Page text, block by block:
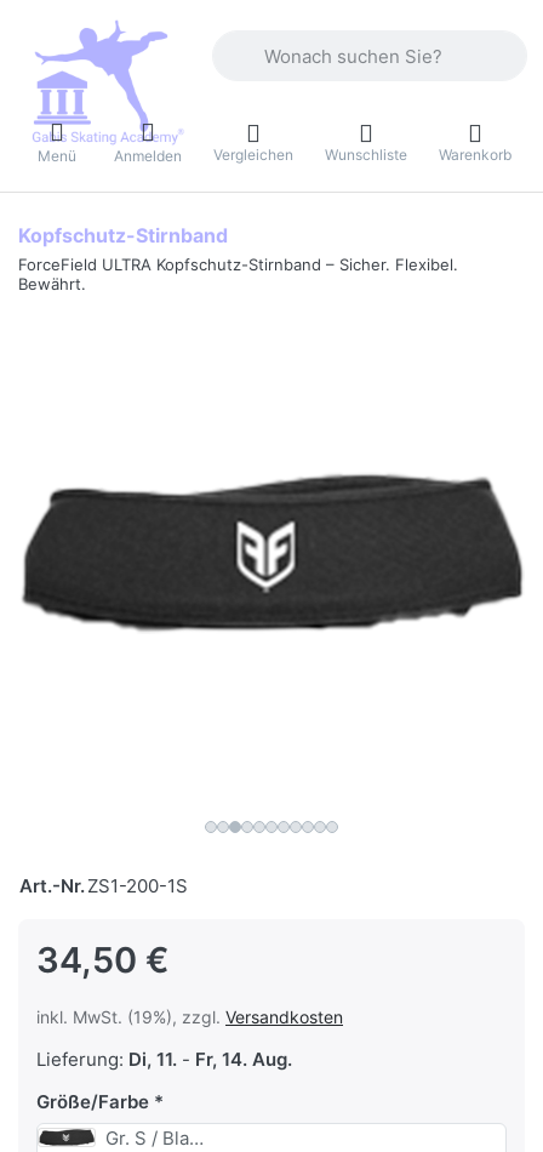
Menü Anmelden Vergleichen Wunschliste Warenkorb
Kopfschutz-Stirnband
ForceField ULTRA Kopfschutz-Stirnband – Sicher. Flexibel.
Bewährt.
Art.-Nr.ZS1-200-1S
34,50 €
inkl. MwSt. (19%), zzgl. Versandkosten
Lieferung: Di, 11. - Fr, 14. Aug.
Größe/Farbe
Gr. S / Black